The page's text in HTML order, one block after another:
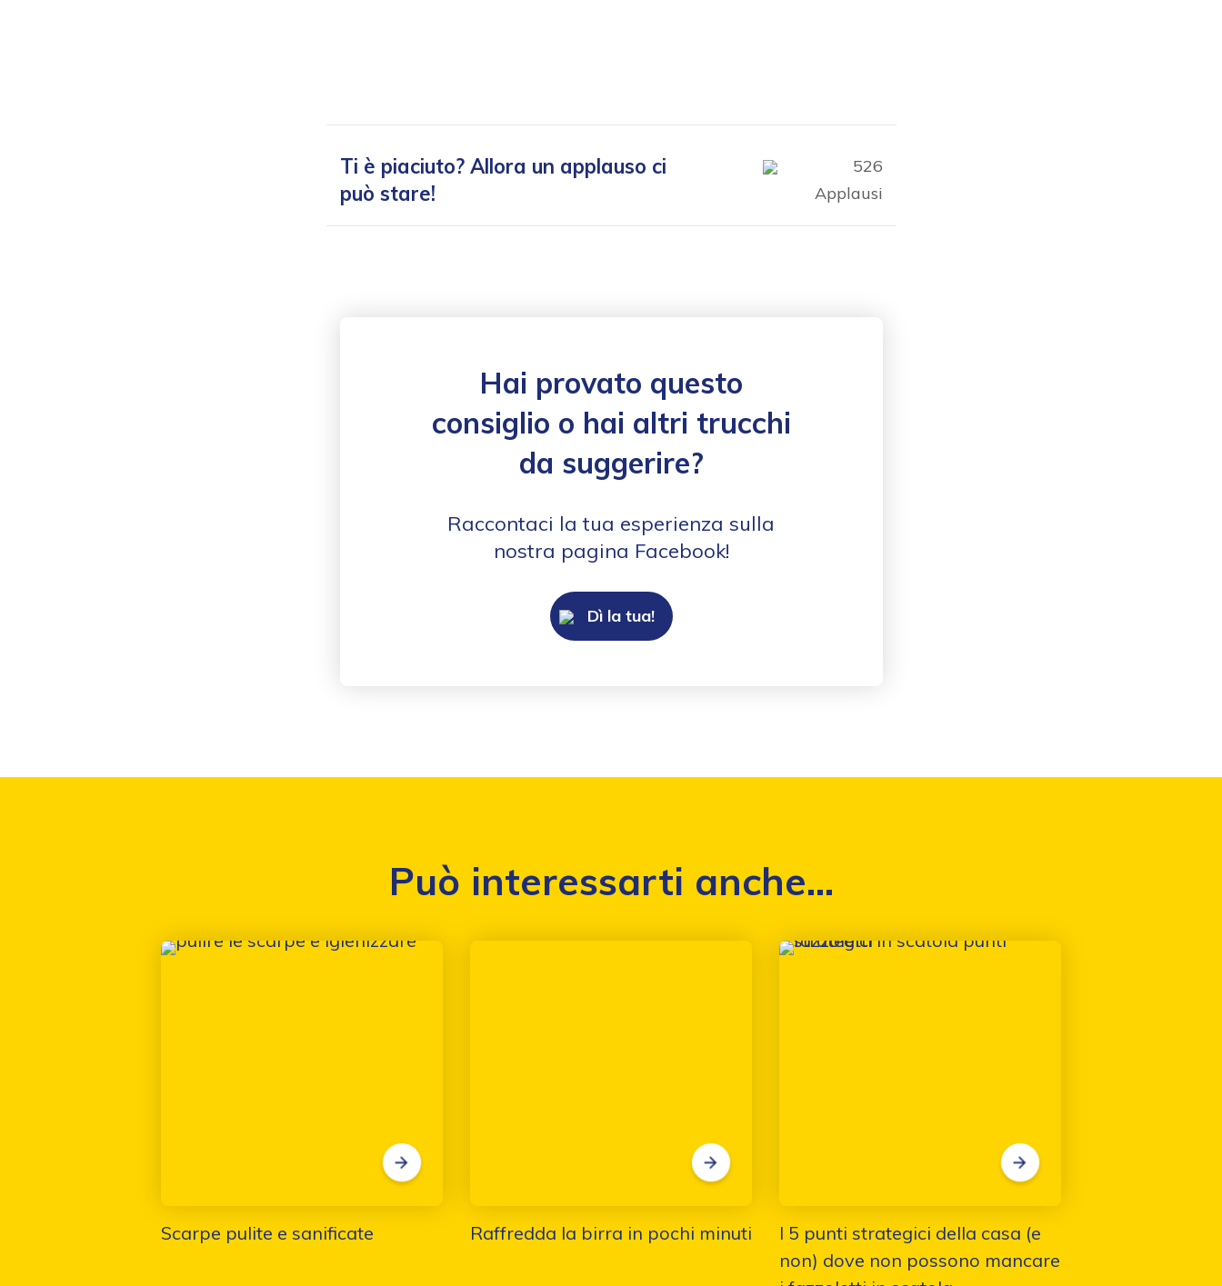
Ti è piaciuto?Allora un applauso ci
può stare!
526
Applausi
Hai provato questo
consiglio o hai altri trucchi
da suggerire?
Raccontaci la tua esperienza sulla
nostra pagina Facebook!
Dì la tua!
Può interessarti anche...
Scarpe pulite e sanificate Raffredda la birra in pochi minuti
I 5 punti strategici della casa (e
non) dove non possono mancare